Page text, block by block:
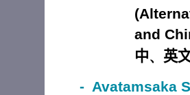
and
中、 英
- Avatamsaka